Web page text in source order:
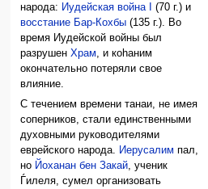
народа: Иудейская война I
(70 г.) и
восстание Бар-Кохбы (135 г.). Во
время Иудейской войны был
разрушенХрам , и коhаним
окончательно потеряли свое
влияние.
С течением времени танаи, не имея
соперников, стали единственными
духовными руководителями
еврейского народа. Иерусалим пал,
но Йоханан бен Закай, ученик
Ѓилеля, сумел организовать